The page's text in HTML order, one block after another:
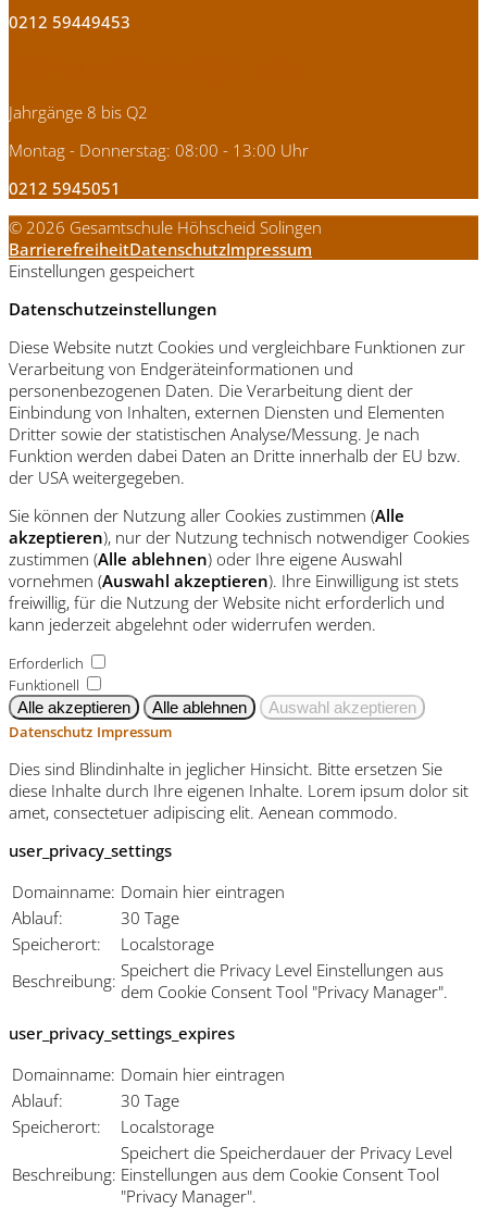
0212 59449453
Jahrgänge 8 bis Q2
Montag - Donnerstag: 08:00 - 13:00 Uhr
0212 5945051
© 2026 Gesamtschule Höhscheid Solingen
BarrierefreiheitDatenschutzImpressum
Einstellungen gespeichert
Datenschutzeinstellungen
Diese Website nutzt Cookies und vergleichbare Funktionen zur
Verarbeitung von Endgeräteinformationen und
personenbezogenen Daten. Die Verarbeitung dient der
Einbindung von Inhalten, externen Diensten und Elementen
Dritter sowie der statistischen Analyse/Messung. Je nach
Funktion werden dabei Daten an Dritte innerhalb der EU bzw.
der USA weitergegeben.
Sie können der Nutzung aller Cookies zustimmen (Alle
akzeptieren), nur der Nutzung technisch notwendiger Cookies
zustimmen (Alle ablehnen) oder Ihre eigene Auswahl
vornehmen (Auswahl akzeptieren). Ihre Einwilligung ist stets
freiwillig, für die Nutzung der Website nicht erforderlich und
kann jederzeit abgelehnt oder widerrufen werden.
Erforderlich
Funktionell
Datenschutz Impressum
Dies sind Blindinhalte in jeglicher Hinsicht. Bitte ersetzen Sie
diese Inhalte durch Ihre eigenen Inhalte. Lorem ipsum dolor sit
amet, consectetuer adipiscing elit. Aenean commodo.
user_privacy_settings
Domainname: Domain hier eintragen
Ablauf:
30 Tage
Speicherort:
Localstorage
Beschreibung: Speichert die Privacy Level Einstellungen aus
dem Cookie Consent Tool "Privacy Manager".
user_privacy_settings_expires
Domainname: Domain hier eintragen
Ablauf:
30 Tage
Speicherort:
Localstorage
Beschreibung:
Speichert die Speicherdauer der Privacy Level
Einstellungen aus dem Cookie Consent Tool
"Privacy Manager".